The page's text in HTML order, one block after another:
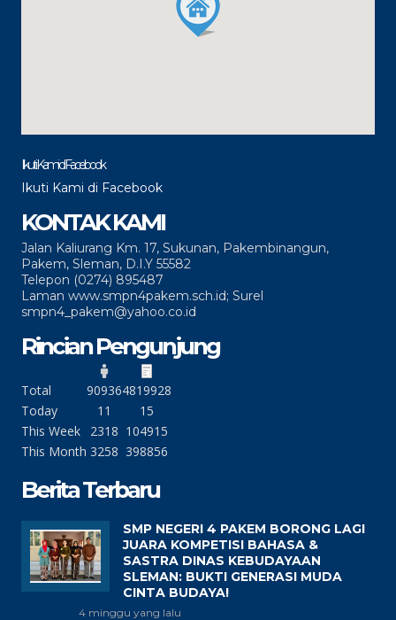
Ikuti Kami di Facebook
Ikuti Kami di Facebook
KONTAK KAMI
Jalan Kaliurang Km. 17, Sukunan, Pakembinangun,
Pakem, Sleman, D.I.Y 55582
Telepon (0274) 895487
Laman www.smpn4pakem.sch.id; Surel
smpn4_pakem@yahoo.co.id
Rincian Pengunjung
Total 909364819928
Today
11
15
This Week
2318 104915
This Month 3258 398856
Berita Terbaru
SMP NEGERI 4 PAKEM BORONG LAGI
JUARA KOMPETISI BAHASA &
SASTRA DINAS KEBUDAYAAN
SLEMAN: BUKTI GENERASI MUDA
CINTA BUDAYA!
4 minggu yang lalu